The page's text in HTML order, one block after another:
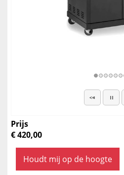
Prijs
€ 420,00
Houdt mij op de hoogte